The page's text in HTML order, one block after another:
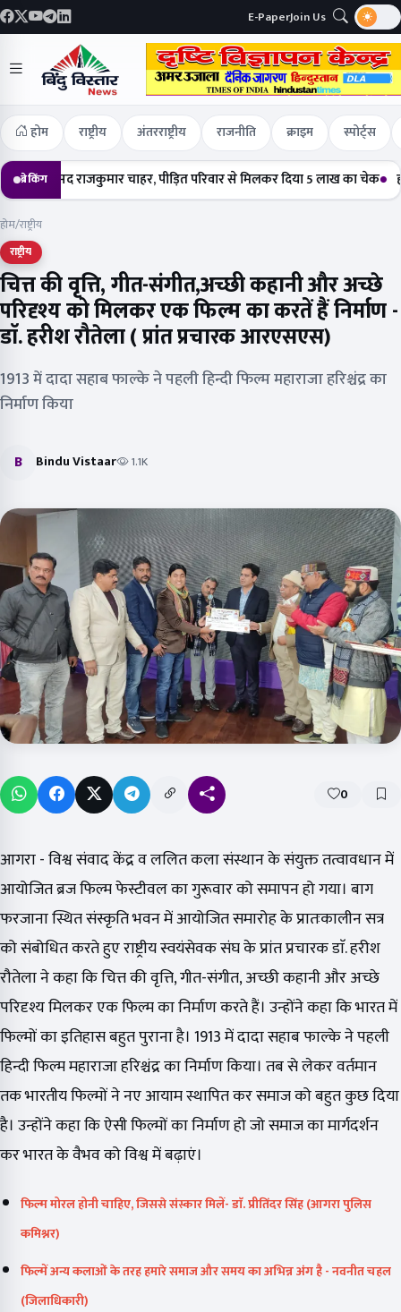
E-PaperJoin Us
होम राष्ट्रीय अंतरराष्ट्रीय राजनीति क्राइम स्पोर्ट्स
ब्रेकिंग
राजकुमार चाहर, पीड़ित परिवार से मिलकर दिया 5 लाख का चेक हर्षोल्लास
होम/राष्ट्रीय
राष्ट्रीय
चित्त की वृत्ति, गीत-संगीत,अच्छी कहानी और अच्छे
परिदृश्य को मिलकर एक फिल्म का करतें हैं निर्माण -
डाॅ. हरीश रौतेला ( प्रांत प्रचारक आरएसएस)
1913 में दादा सहाब फाल्के ने पहली हिन्दी फिल्म महाराजा हरिश्चंद्र का
निर्माण किया
B Bindu Vistaar 1.1K
0
आगरा - विश्व संवाद केंद्र व ललित कला संस्थान के संयुक्त तत्वावधान में
आयोजित ब्रज फिल्म फेस्टीवल का गुरूवार को समापन हो गया। बाग
फरजाना स्थित संस्कृति भवन में आयोजित समारोह के प्रातःकालीन सत्र
को संबोधित करते हुए राष्ट्रीय स्वयंसेवक संघ के प्रांत प्रचारक डाॅ. हरीश
रौतेला ने कहा कि चित्त की वृत्ति, गीत-संगीत, अच्छी कहानी और अच्छे
परिदृश्य मिलकर एक फिल्म का निर्माण करते हैं। उन्होंने कहा कि भारत में
फिल्मों का इतिहास बहुत पुराना है। 1913 में दादा सहाब फाल्के ने पहली
हिन्दी फिल्म महाराजा हरिश्चंद्र का निर्माण किया। तब से लेकर वर्तमान
तक भारतीय फिल्मों ने नए आयाम स्थापित कर समाज को बहुत कुछ दिया
है। उन्होंने कहा कि ऐसी फिल्मों का निर्माण हो जो समाज का मार्गदर्शन
कर भारत के वैभव को विश्व में बढ़ाएं।
फिल्म मोरल होनी चाहिए, जिससे संस्कार मिलें- डाॅ. प्रीतिंदर सिंह (आगरा पुलिस
कमिश्नर)
फिल्में अन्य कलाओं के तरह हमारे समाज और समय का अभिन्न अंग है - नवनीत चहल
(जिलाधिकारी)